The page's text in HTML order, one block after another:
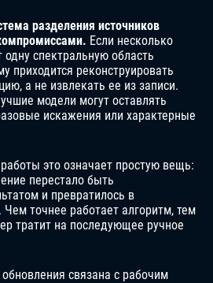
разделения источников
Если несколько
спектральную область
приходится реконструировать
а не извлекать ее из записи.
модели могут оставлять
искажения или характерные
это означает простую вещь:
перестало быть
и превратилось в
Чем точнее работает алгоритм, тем
тратит на последующее ручное
связана с рабочим